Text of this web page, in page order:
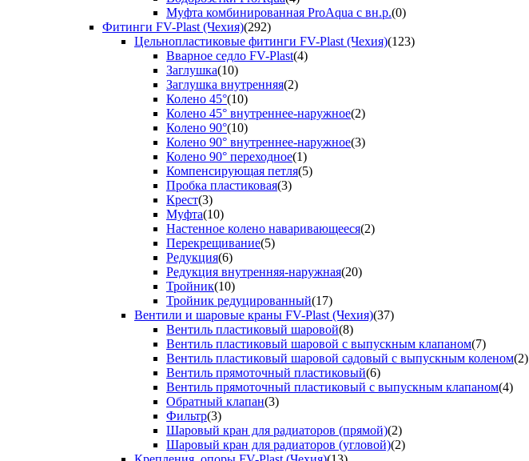
Муфта комбинированная ProAqua с вн.р.(0)
Фитинги FV-Plast (Чехия)(292)
Цельнопластиковые фитинги FV-Plast (Чехия)(123)
Вварное седло FV-Plast(4)
Заглушка(10)
Заглушка внутренняя(2)
Колено 45°(10)
Колено 45° внутреннее-наружное(2)
Колено 90°(10)
Колено 90° внутреннее-наружное(3)
Колено 90° переходное(1)
Компенсирующая петля(5)
Пробка пластиковая(3)
Крест(3)
Муфта(10)
Настенное колено наваривающееся(2)
Перекрещивание(5)
Редукция(6)
Редукция внутренняя-наружная(20)
Тройник(10)
Тройник редуцированный(17)
Вентили и шаровые краны FV-Plast (Чехия)(37)
Вентиль пластиковый шаровой(8)
Вентиль пластиковый шаровой с выпускным клапаном(7)
Вентиль пластиковый шаровой садовый с выпускным коленом(2)
Вентиль прямоточный пластиковый(6)
Вентиль прямоточный пластиковый с выпускным клапаном(4)
Обратный клапан(3)
Фильтр(3)
Шаровый кран для радиаторов (прямой)(2)
Шаровый кран для радиаторов (угловой)(2)